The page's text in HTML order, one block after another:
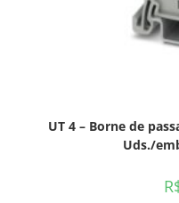
UT 4 – Borne de
Uds./